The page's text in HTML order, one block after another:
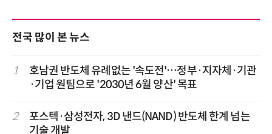
전국 많이 본 뉴스
1
호남권 반도체 유례없는 '속도전'…정부·지자체·기관
·기업 원팀으로 '2030년 6월 양산' 목표
2
포스텍·삼성전자, 3D 낸드(NAND) 반도체 한계 넘는
기술 개발